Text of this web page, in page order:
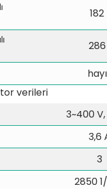
182
verileri
3~400
3,6
3
2850